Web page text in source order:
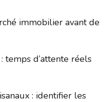
immobilier avant de
temps d’attente réels
: identifier les